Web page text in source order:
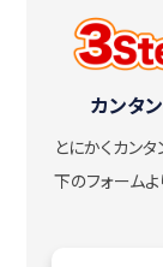
カンタ
とにかくカン
下のフォーム